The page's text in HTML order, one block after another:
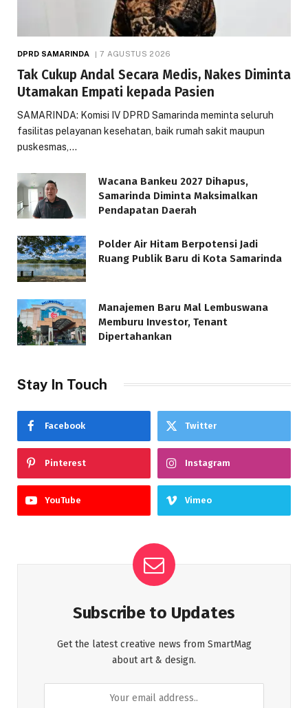
DPRD SAMARINDA 7 AGUSTUS 2026
Tak Cukup Andal Secara Medis, Nakes Diminta
Utamakan Empati kepada Pasien
SAMARINDA: Komisi IV DPRD Samarinda meminta seluruh
fasilitas pelayanan kesehatan, baik rumah sakit maupun
puskesmas,…
Wacana Bankeu 2027 Dihapus,
Samarinda Diminta Maksimalkan
Pendapatan Daerah
Polder Air Hitam Berpotensi Jadi
Ruang Publik Baru di Kota Samarinda
Manajemen Baru Mal Lembuswana
Memburu Investor, Tenant
Dipertahankan
Stay In Touch
Facebook Twitter
Pinterest Instagram
YouTube Vimeo
Subscribe to Updates
Get the latest creative news from SmartMag
about art & design.